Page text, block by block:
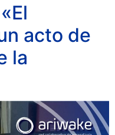
acto de
la